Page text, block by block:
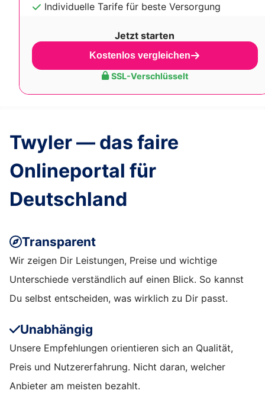
Individuelle Tarife für beste Versorgung
Jetzt starten
Kostenlos vergleichen
SSL-Verschlüsselt
Twyler — das faire
Onlineportal für
Deutschland
Transparent
Wir zeigen Dir Leistungen, Preise und wichtige
Unterschiede verständlich auf einen Blick. So kannst
Du selbst entscheiden, was wirklich zu Dir passt.
Unabhängig
Unsere Empfehlungen orientieren sich an Qualität,
Preis und Nutzererfahrung. Nicht daran, welcher
Anbieter am meisten bezahlt.